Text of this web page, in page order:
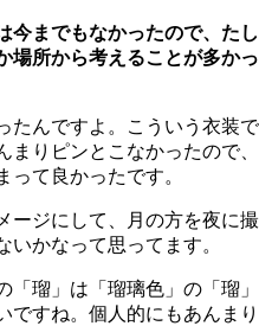
までもなかったので、たし
場所から考えることが多かっ
んですよ。こういう衣装で
りピンとこなかったので、
て良かったです。
ージにして、月の方を夜に撮
かなって思ってます。
瑠」は「瑠璃色」の「瑠」
ですね。個人的にもあんまり